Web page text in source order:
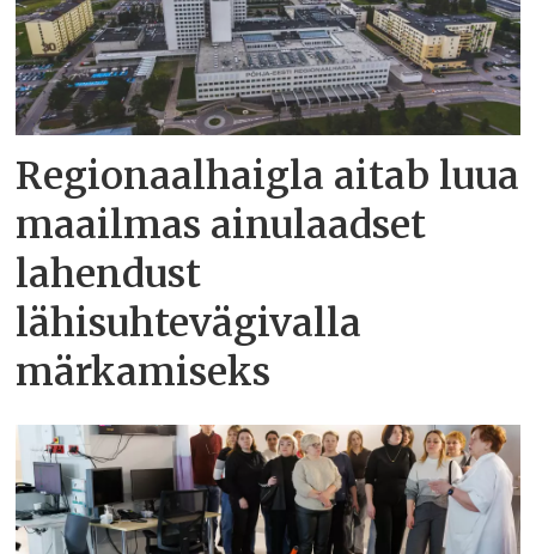
Regionaalhaigla aitab luua
maailmas ainulaadset
lahendust
lähisuhtevägivalla
märkamiseks